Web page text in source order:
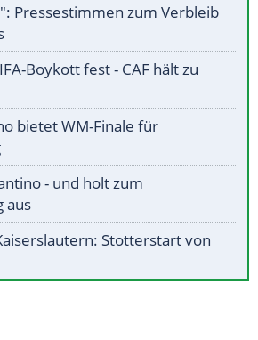
Pressestimmen zum Verbleib
Boykott fest - CAF hält zu
bietet WM-Finale für
- und holt zum
aus
Stotterstart von